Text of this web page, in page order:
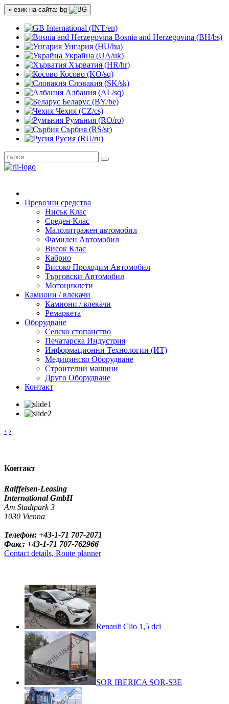
» език на сайта: bg
International (INT/en)
Bosnia and Herzegovina (BH/bs)
Унгария (HU/hu)
Украйна (UA/uk)
Хърватия (HR/hr)
Косово (KO/sq)
Словакия (SK/sk)
Албания (AL/sq)
Беларус (BY/be)
Чехия (CZ/cs)
Румъния (RO/ro)
Сърбия (RS/sr)
Русия (RU/ru)
Превозни средства
Нисък Клас
Среден Клас
Малолитражен автомобил
Фамилен Автомобил
Висок Клас
Кабрио
Високо Проходим Автомобил
Търговски Автомобил
Мотоциклети
Камиони / влекачи
Камиони / влекачи
Ремаркета
Оборудване
Селско стопанство
Печатарска Индустрия
Информационни Технологии (ИТ)
Медицинско Оборудване
Строителни машини
Друго Оборудване
Контакт
‹ ›
Контакт
Raiffeisen-Leasing
International GmbH
Am Stadtpark 3
1030 Vienna
Телефон: +43-1-71 707-2071
Факс: +43-1-71 707-762966
Contact details, Route planner
Renault Clio 1,5 dci
SOR IBERICA SOR-S3E